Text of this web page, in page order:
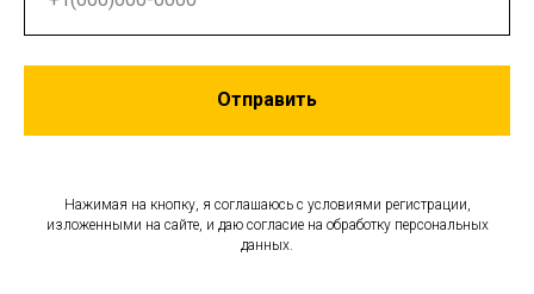
Отправить
Нажимая на кнопку, я соглашаюсь с условиями регистрации,
изложенными на сайте, и даю согласие на обработку персональных
данных.